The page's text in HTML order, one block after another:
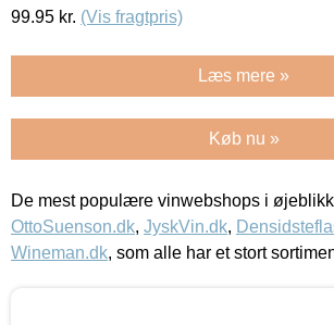
99.95 kr. (Vis fragtpris)
Læs mere »
Køb nu »
De mest populære vinwebshops i
OttoSuenson.dk, JyskVin.dk,
Wineman.dk, som alle har et stort